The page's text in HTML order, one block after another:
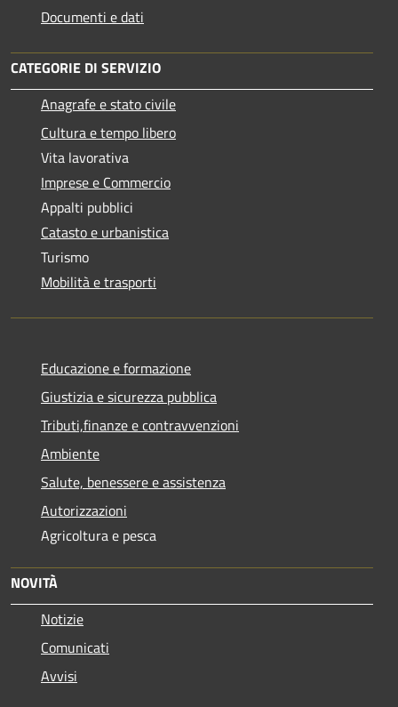
Documenti e dati
CATEGORIE DI SERVIZIO
Anagrafe e stato civile
Cultura e tempo libero
Vita lavorativa
Imprese e Commercio
Appalti pubblici
Catasto e urbanistica
Turismo
Mobilità e trasporti
Educazione e formazione
Giustizia e sicurezza pubblica
Tributi,finanze e contravvenzioni
Ambiente
Salute, benessere e assistenza
Autorizzazioni
Agricoltura e pesca
NOVITÀ
Notizie
Comunicati
Avvisi